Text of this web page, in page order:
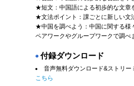
★短文：中国語による初歩的な文章
★文法ポイント：課ごとに新しい文
★中国を調べよう：中国に関する様
ペアワークやグループワークで調べ
◉ 付録ダウンロード
音声無料ダウンロード&ストリー
こちら